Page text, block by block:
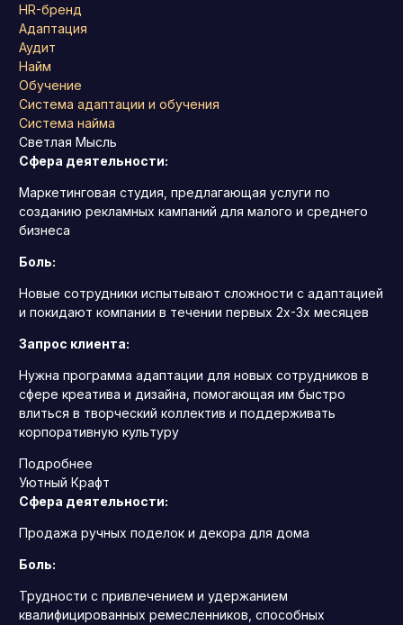
HR-бренд
Адаптация
Аудит
Найм
Обучение
Система адаптации и обучения
Система найма
Светлая Мысль
Сфера деятельности:
Маркетинговая студия, предлагающая услуги по
созданию рекламных кампаний для малого и среднего
бизнеса
Боль:
Новые сотрудники испытывают сложности с адаптацией
и покидают компании в течении первых 2х-3х месяцев
Запрос клиента:
Нужна программа адаптации для новых сотрудников в
сфере креатива и дизайна, помогающая им быстро
влиться в творческий коллектив и поддерживать
корпоративную культуру
Подробнее
Уютный Крафт
Сфера деятельности:
Продажа ручных поделок и декора для дома
Боль:
Трудности с привлечением и удержанием
квалифицированных ремесленников, способных